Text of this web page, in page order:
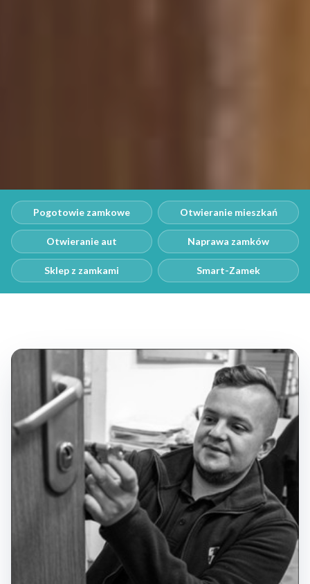
Pogotowie zamkowe Otwieranie mieszkań
Otwieranie aut Naprawa zamków
Sklep z zamkami Smart-Zamek